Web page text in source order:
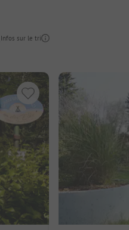
Infos sur le tri